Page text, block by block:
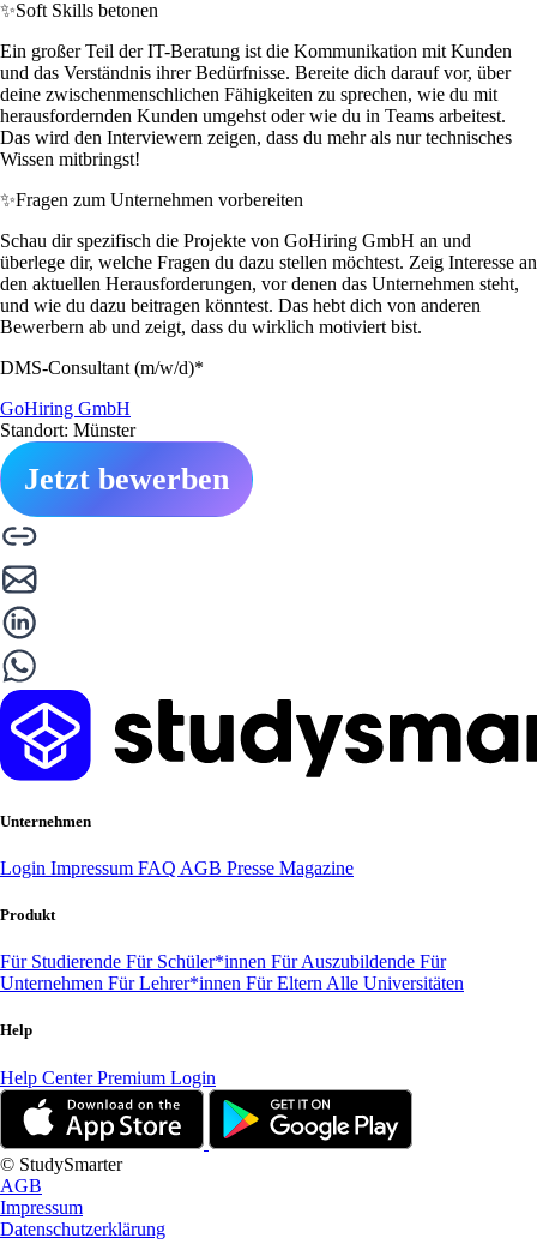
✨Soft Skills betonen
Ein großer Teil der IT-Beratung ist die Kommunikation mit Kunden
und das Verständnis ihrer Bedürfnisse. Bereite dich darauf vor, über
deine zwischenmenschlichen Fähigkeiten zu sprechen, wie du mit
herausfordernden Kunden umgehst oder wie du in Teams arbeitest.
Das wird den Interviewern zeigen, dass du mehr als nur technisches
Wissen mitbringst!
✨Fragen zum Unternehmen vorbereiten
Schau dir spezifisch die Projekte von GoHiring GmbH an und
überlege dir, welche Fragen du dazu stellen möchtest. Zeig Interesse an
den aktuellen Herausforderungen, vor denen das Unternehmen steht,
und wie du dazu beitragen könntest. Das hebt dich von anderen
Bewerbern ab und zeigt, dass du wirklich motiviert bist.
DMS-Consultant (m/w/d)*
GoHiring GmbH
Standort: Münster
Jetzt bewerben
Unternehmen
Login Impressum FAQ AGB Presse Magazine
Produkt
Für Studierende Für Schüler*innen Für Auszubildende Für
Unternehmen Für Lehrer*innen Für Eltern Alle Universitäten
Help
Help CenterPremium Login
© StudySmarter
AGB
Impressum
Datenschutzerklärung